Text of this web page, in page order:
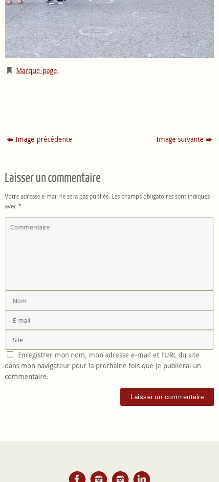
Marque-page.
Image précédente Image suivante
Laisser un commentaire
Votre adresse e-mail ne sera pas publiée. Les champs obligatoires sont indiqués
avec *
Enregistrer mon nom, mon adresse e-mail et l’URL du site
dans mon navigateur pour la prochaine fois que je publierai un
commentaire.